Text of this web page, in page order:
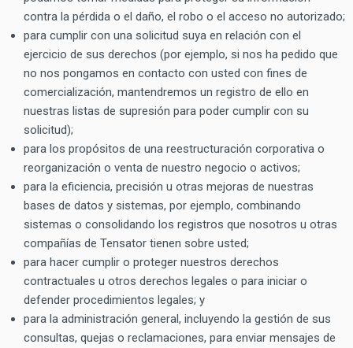
contra la pérdida o el daño, el robo o el acceso no autorizado;
para cumplir con una solicitud suya en relación con el
ejercicio de sus derechos (por ejemplo, si nos ha pedido que
no nos pongamos en contacto con usted con fines de
comercialización, mantendremos un registro de ello en
nuestras listas de supresión para poder cumplir con su
solicitud);
para los propósitos de una reestructuración corporativa o
reorganización o venta de nuestro negocio o activos;
para la eficiencia, precisión u otras mejoras de nuestras
bases de datos y sistemas, por ejemplo, combinando
sistemas o consolidando los registros que nosotros u otras
compañías de Tensator tienen sobre usted;
para hacer cumplir o proteger nuestros derechos
contractuales u otros derechos legales o para iniciar o
defender procedimientos legales; y
para la administración general, incluyendo la gestión de sus
consultas, quejas o reclamaciones, para enviar mensajes de